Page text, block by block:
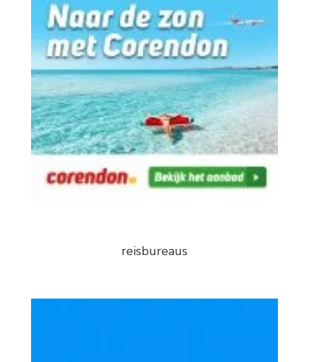
reisbureaus